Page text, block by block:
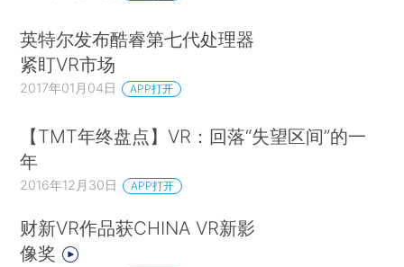
英特尔发布酷睿第七代处理器
紧盯VR市场
2017年01月04日 APP打开
【TMT年终盘点】VR：回落“失望区间”的一
年
2016年12月30日 APP打开
财新VR作品获CHINA VR新影
像奖